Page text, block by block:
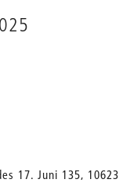
17. Juni 135, 10623